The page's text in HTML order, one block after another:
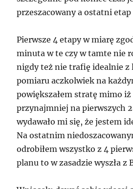
przeszacowany a ostatni
Pierwsze 4 etapy w miarę
minuta w te czy w tamte nie
nigdy też nie trafię idealnie z
pomiaru aczkolwiek na
powiększałem stratę mimo iż
przynajmniej na pierwszych
wydawało mi się, że jestem
Na ostatnim
odrobiłem wszystko z 4
planu to w zasadzie wyszła z